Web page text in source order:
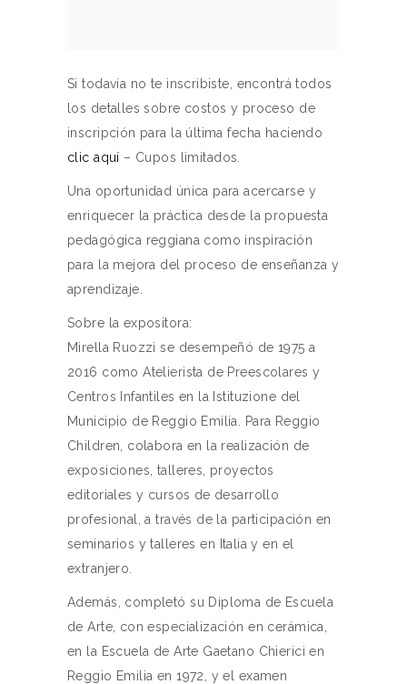
Si todavía no te inscribiste, encontrá todos
los detalles sobre costos y proceso de
inscripción para la última fecha haciendo
clic aquí – Cupos limitados.
Una oportunidad única para acercarse y
enriquecer la práctica desde la propuesta
pedagógica reggiana como inspiración
para la mejora del proceso de enseñanza y
aprendizaje.
Sobre la expositora:
Mirella Ruozzi se desempeñó de 1975 a
2016 como Atelierista de Preescolares y
Centros Infantiles en la Istituzione del
Municipio de Reggio Emilia. Para Reggio
Children, colabora en la realización de
exposiciones, talleres, proyectos
editoriales y cursos de desarrollo
profesional, a través de la participación en
seminarios y talleres en Italia y en el
extranjero.
Además, completó su Diploma de Escuela
de Arte, con especialización en cerámica,
en la Escuela de Arte Gaetano Chierici en
Reggio Emilia en 1972, y el examen